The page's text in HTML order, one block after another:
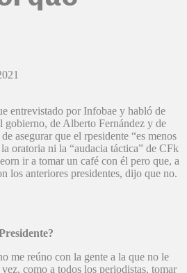
entrevistado por Infobae y habló de
gobierno, de Alberto Fernández y de
asegurar que el rpesidente “es menos
oratoria ni la “audacia táctica” de CFk
ir a tomar un café con él pero que, a
los anteriores presidentes, dijo que no.
me reúno con la gente a la que no le
como a todos los periodistas, tomar